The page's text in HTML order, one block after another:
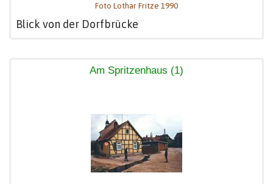
Foto Lothar Fritze 1990
Blick von der Dorfbrücke
Am Spritzenhaus (1)